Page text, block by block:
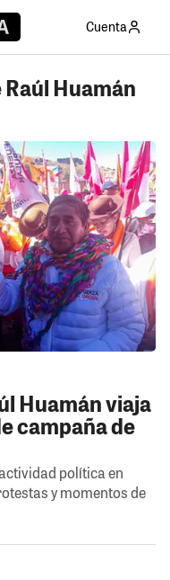
Cuenta
Huamán
Huamán viaja
campaña de
política en
y momentos de